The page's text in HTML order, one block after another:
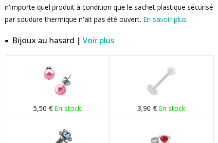
n'importe quel produit à condition que le sachet plastique sécurisé
par soudure thermique n'ait pas été ouvert. En savoir plus
Bijoux au hasard | Voir plus
5,50 € En stock 3,90 € En stock